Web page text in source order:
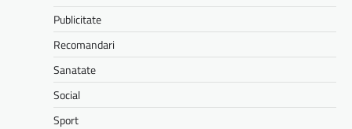
Publicitate
Recomandari
Sanatate
Social
Sport